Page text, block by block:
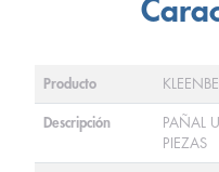
Producto
Descripción
PAÑAL
PIEZAS